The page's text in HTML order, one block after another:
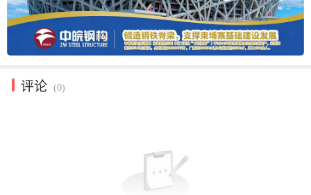
评论 (0)